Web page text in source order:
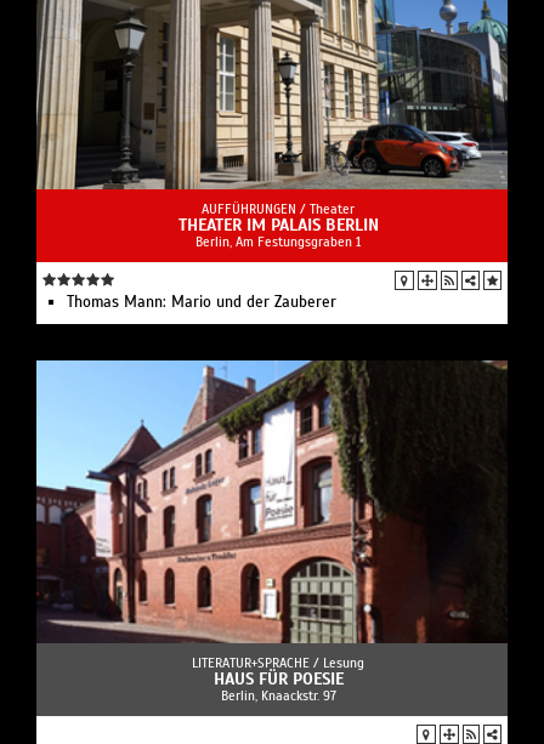
AUFFÜHRUNGEN / Theater
THEATER IM PALAIS BERLIN
Berlin, Am Festungsgraben 1
Thomas Mann: Mario und der Zauberer
LITERATUR+SPRACHE / Lesung
HAUS FÜR POESIE
Berlin, Knaackstr. 97